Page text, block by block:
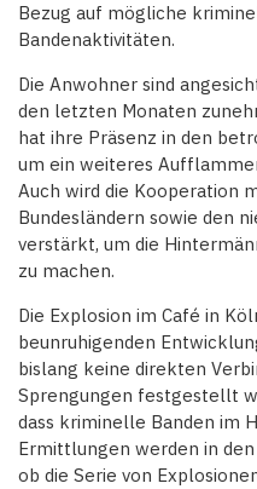
Bezug auf mögliche
Bandenaktivitäten.
Die Anwohner sind
den letzten Monaten
hat ihre Präsenz in den
um ein weiteres
Auch wird die Kooperation
Bundesländern sowie den
verstärkt, um die
zu machen.
Die Explosion im Café in
beunruhigenden
bislang keine direkten
Sprengungen festgestellt
dass kriminelle Banden im
Ermittlungen werden in
ob die Serie von